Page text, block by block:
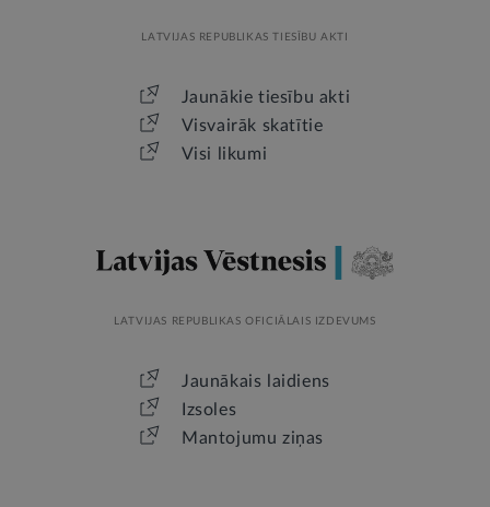
LATVIJAS REPUBLIKAS TIESĪBU AKTI
Jaunākie tiesību akti
Visvairāk skatītie
Visi likumi
LATVIJAS REPUBLIKAS OFICIĀLAIS IZDEVUMS
Jaunākais laidiens
Izsoles
Mantojumu ziņas